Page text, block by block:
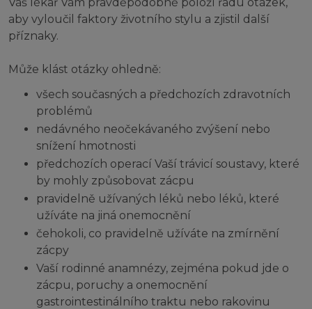
aby vyloučil faktory životního stylu a zjistil další
příznaky.
Může klást otázky ohledně:
všech současných a předchozích zdravotních
problémů
nedávného neočekávaného zvýšení nebo
snížení hmotnosti
předchozích operací Vaší trávicí soustavy, které
by mohly způsobovat zácpu
pravidelně užívaných léků nebo léků, které
užíváte na jiná onemocnění
čehokoli, co pravidelně užíváte na zmírnění
zácpy
Vaší rodinné anamnézy, zejména pokud jde o
zácpu, poruchy a onemocnění
gastrointestinálního traktu nebo rakovinu